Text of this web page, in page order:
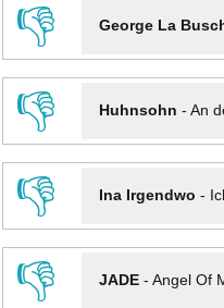
👎
George La
👎
Huhnsohn - An
👎
Ina Irgendwo -
👎
JADE- Angel Of